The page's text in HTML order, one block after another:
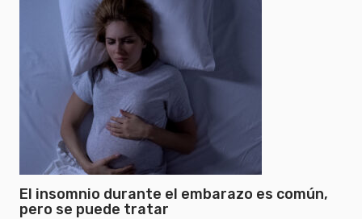
El insomnio durante el embarazo es común,
pero se puede tratar